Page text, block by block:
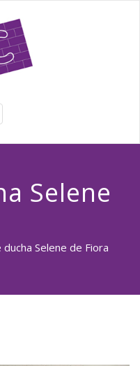
NAVIGATION
Selene
Selene de Fiora